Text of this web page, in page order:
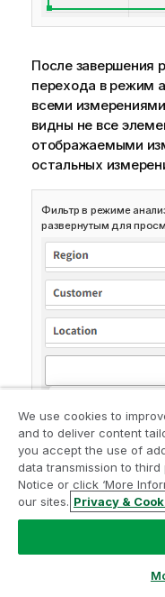
После завершения
перехода в режим
всеми
видны не все
отображаемыми
остальных
Фильтр в режиме
развернутым для
В полноэкранном
We use cookies to
and to deliver content
you accept the use of
data transmission to third
Notice or click ‘More
our sites. Privacy &